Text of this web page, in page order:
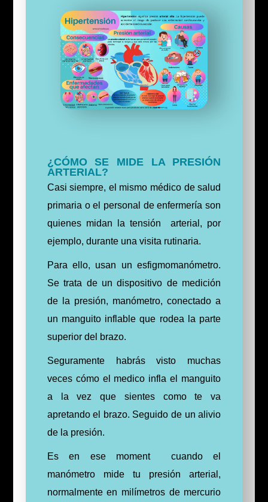
¿CÓMO SE MIDE LA PRESIÓN
ARTERIAL?
Casi siempre, el mismo médico de salud
primaria o el personal de enfermería son
quienes midan la tensión arterial, por
ejemplo, durante una visita rutinaria.
Para ello, usan un esfigmomanómetro.
Se trata de un dispositivo de medición
de la presión, manómetro, conectado a
un manguito inflable que rodea la parte
superior del brazo.
Seguramente habrás visto muchas
veces cómo el medico infla el manguito
a la vez que sientes como te va
apretando el brazo. Seguido de un alivio
de la presión.
Es en ese moment cuando el
manómetro mide tu presión arterial,
normalmente en milímetros de mercurio